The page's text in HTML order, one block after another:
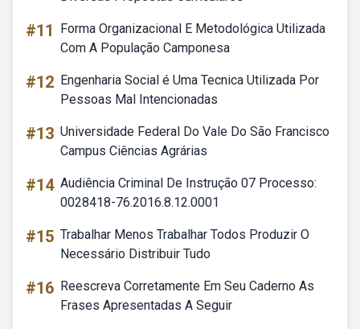
#11
Forma Organizacional E Metodológica Utilizada
Com A População Camponesa
#12 Engenharia Social é Uma Tecnica Utilizada Por
Pessoas Mal Intencionadas
#13 Universidade Federal Do Vale Do São Francisco
Campus Ciências Agrárias
#14 Audiência Criminal De Instrução 07 Processo:
0028418-76.2016.8.12.0001
#15 Trabalhar Menos Trabalhar Todos Produzir O
Necessário Distribuir Tudo
#16 Reescreva Corretamente Em Seu Caderno As
Frases Apresentadas A Seguir